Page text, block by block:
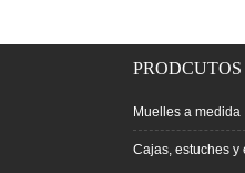
PRODCUTOS
Muelles a medida
Cajas, estuches y